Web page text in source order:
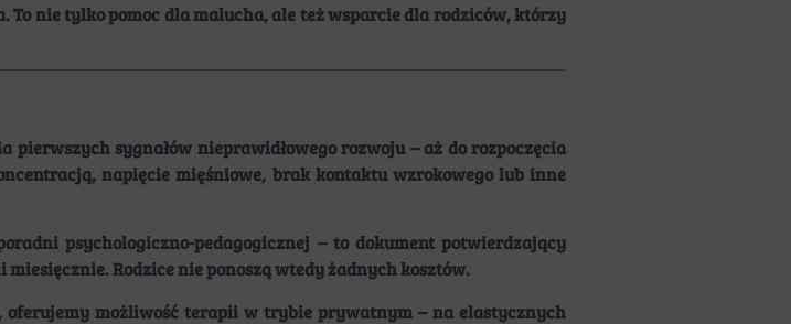
nie tylko pomoc dla malucha, ale też wsparcie dla rodziców, którzy
sygnałów nieprawidłowego rozwoju – aż do rozpoczęcia
napięcie mięśniowe, brak kontaktu wzrokowego lub inne
psychologiczno-pedagogicznej – to dokument potwierdzający
Rodzice nie ponoszą wtedy żadnych kosztów.
możliwość terapii w trybie prywatnym – na elastycznych